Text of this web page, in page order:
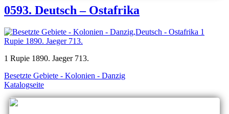
0593. Deutsch – Ostafrika
1 Rupie 1890. Jaeger 713.
Besetzte Gebiete - Kolonien - Danzig
Katalogseite